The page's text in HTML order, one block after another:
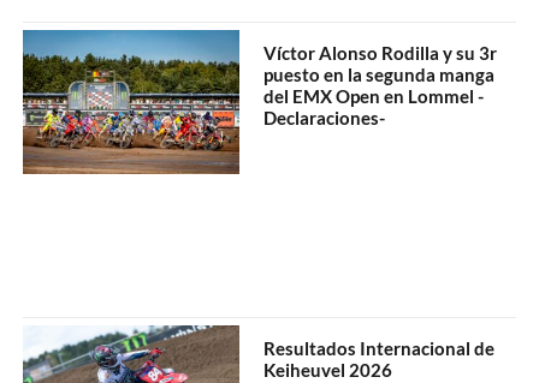
Víctor Alonso Rodilla y su 3r
puesto en la segunda manga
del EMX Open en Lommel -
Declaraciones-
Resultados Internacional de
Keiheuvel 2026